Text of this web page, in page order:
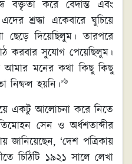
বক্তৃতা করে বেদান্ত এবং
শ্রদ্ধা একেবারে ঘুচিয়ে
দিয়েছিলুম। তারপরে
করবার সুযোগ পেয়েছিলুম।
আমার মনের কথা কিছু কিছু
নিষ্ফল হয়নি।’৬
একটু আলোচনা করে নিতে
সেন ও অর্ধশতাব্দীর
জানিয়েছেন, ‘দেশ পত্রিকায়
চিঠিটি ১৯২১ সালে লেখা